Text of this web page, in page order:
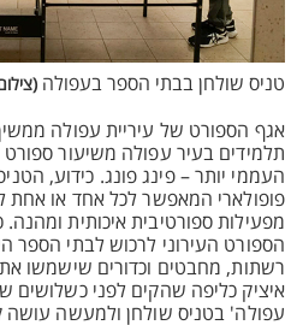
טניס שולחן בבתי הספר בעפולה
אגף הספורט של עיריית עפולה
תלמידים בעיר עפולה משיעור
העממי יותר – פינג פונג. כידוע,
פופולארי המאפשר לכל אחד או אחת
מפעילות ספורטיבית איכותית
הספורט העירוני לרכוש לבתי הספר
רשתות, מחבטים וכדורים שישמשו את
איציק כליפה שהקים לפני כשלושים
עפולה' בטניס שולחן ולמעשה